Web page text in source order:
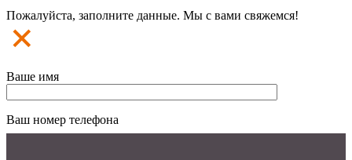
Пожалуйста, заполните данные. Мы с вами свяжемся!
Ваше имя
Ваш номер телефона